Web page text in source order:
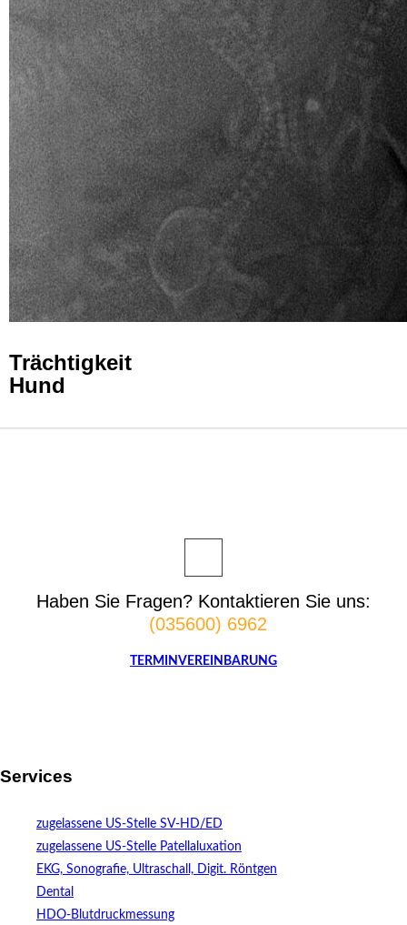
Trächtigkeit
Hund
Haben Sie Fragen? Kontaktieren Sie uns:
(035600) 6962
TERMINVEREINBARUNG
Services
zugelassene US-Stelle SV-HD/ED
zugelassene US-Stelle Patellaluxation
EKG, Sonografie, Ultraschall, Digit. Röntgen
Dental
HDO-Blutdruckmessung